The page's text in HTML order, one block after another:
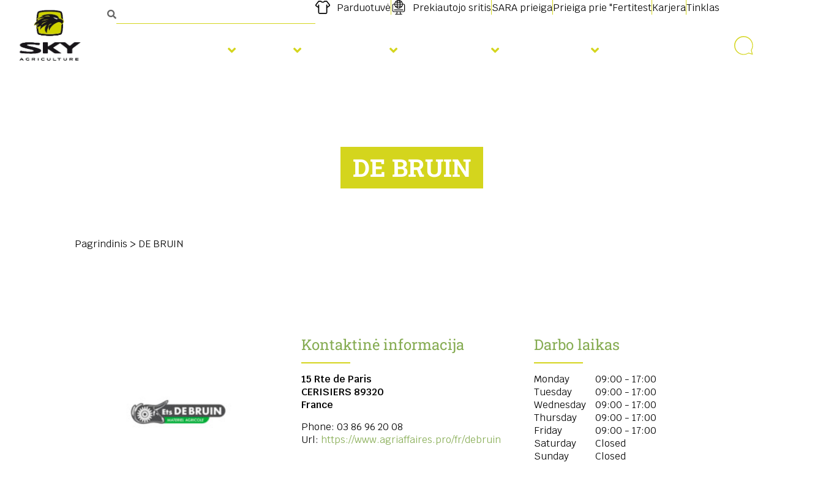
Parduotuvė Prekiautojo sritisSARA prieigaPrieiga prie "FertitestKarjeraTinklas
DE BRUIN
Pagrindinis > DE BRUIN
Kontaktinė informacija
15 Rte de Paris
CERISIERS 89320
France
Phone: 03 86 96 20 08
Url: https://www.agriaffaires.pro/fr/debruin
Darbo laikas
Monday
09:00 - 17:00
Tuesday
09:00 - 17:00
Wednesday
09:00 - 17:00
Thursday
09:00 - 17:00
Friday
09:00 - 17:00
Saturday
Closed
Sunday
Closed